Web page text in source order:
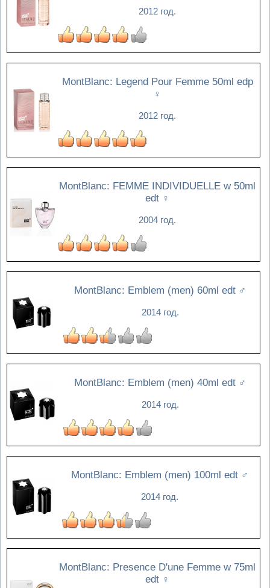
2012 год.
MontBlanc: Legend Pour Femme 50ml edp
♀
2012 год.
MontBlanc: FEMME INDIVIDUELLE w 50ml
edt ♀
2004 год.
MontBlanc: Emblem (men) 60ml edt ♂
2014 год.
MontBlanc: Emblem (men) 40ml edt ♂
2014 год.
MontBlanc: Emblem (men) 100ml edt ♂
2014 год.
MontBlanc: Presence D'une Femme w 75ml
edt ♀